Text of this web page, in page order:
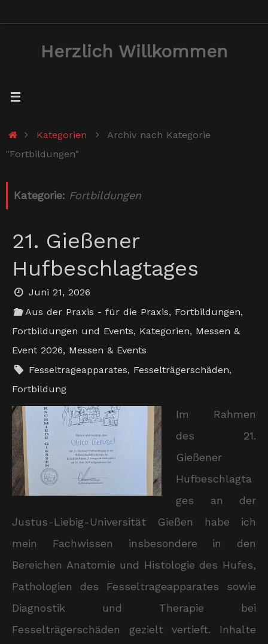
Herzlich Willkommen
StartKategorien
Archiv nach Kategorie
"Fortbildungen"
Kategorie: Fortbildungen
21. Gießener
Hufbeschlagtages
Juni 21, 2026
Aus der Praxis - für die Praxis, Fortbildungen,
Fortbildungen und Events, Kategorien, Messen &
Event 2026, Messen & Events
Fesseltrageapparates, Fesselträgerschäden,
Fortbildung
Im Rahmen
des 21.
Gießener
Hufbeschlagta
ges an der
Justus-Liebig-Universität Gießen habe ich
mein Fachwissen insbesondere in den
Bereichen Anatomie und Histologie des Hufes,
Pathologien des Fesseltrageapparates sowie
Diagnostik und Therapie bei
Fesselträgerschäden gezielt vertieft. Inhalte